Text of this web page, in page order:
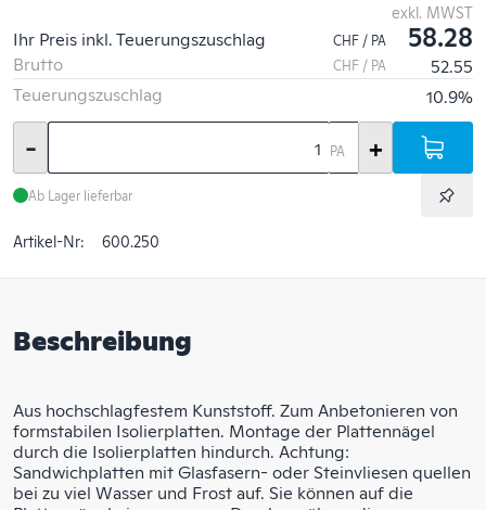
exkl. MWST
Ihr Preis inkl. Teuerungszuschlag CHF / PA 58.28
Brutto CHF / PA
52.55
Teuerungszuschlag
10.9%
- PA +
Ab Lager lieferbar
Artikel-Nr: 600.250
Beschreibung
Aus hochschlagfestem Kunststoff. Zum Anbetonieren von
formstabilen Isolierplatten. Montage der Plattennägel
durch die Isolierplatten hindurch. Achtung:
Sandwichplatten mit Glasfasern- oder Steinvliesen quellen
bei zu viel Wasser und Frost auf. Sie können auf die